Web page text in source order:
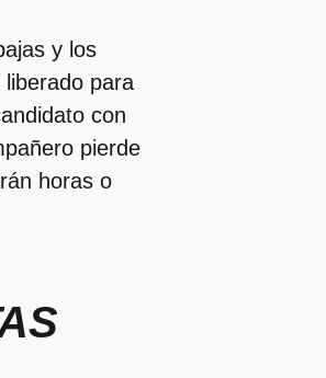
y los
para
con
pierde
horas o